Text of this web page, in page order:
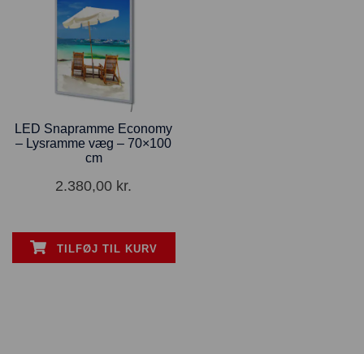
LED Snapramme Economy
– Lysramme væg – 70×100
cm
2.380,00 kr.
TILFØJ TIL KURV